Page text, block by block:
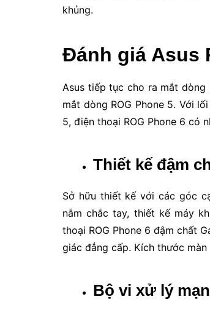
khủng.
Đánh giá Asus
Asus tiếp tục cho ra mắt dòng
mắt dòng ROG Phone 5. Với
5, điện thoại ROG Phone 6 có
Thiết kế đậm
Sở hữu thiết kế với các góc
nắm chắc tay, thiết kế máy
thoại ROG Phone 6 đậm chất
giác đẳng cấp. Kích thước màn
Bộ vi xử lý